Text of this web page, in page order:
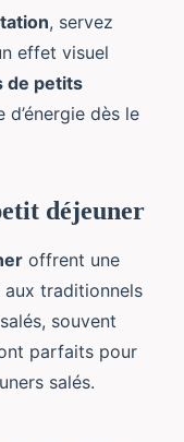
, servez
effet visuel
de petits
d’énergie dès le
déjeuner
offrent une
traditionnels
souvent
parfaits pour
salés.